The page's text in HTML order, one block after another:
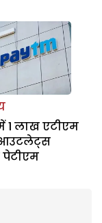
1 लाख एटीएम